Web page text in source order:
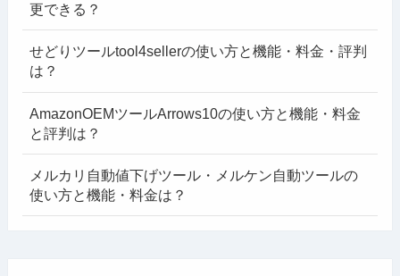
更できる？
せどりツールtool4sellerの使い方と機能・料金・評判
は？
AmazonOEMツールArrows10の使い方と機能・料金
と評判は？
メルカリ自動値下げツール・メルケン自動ツールの
使い方と機能・料金は？